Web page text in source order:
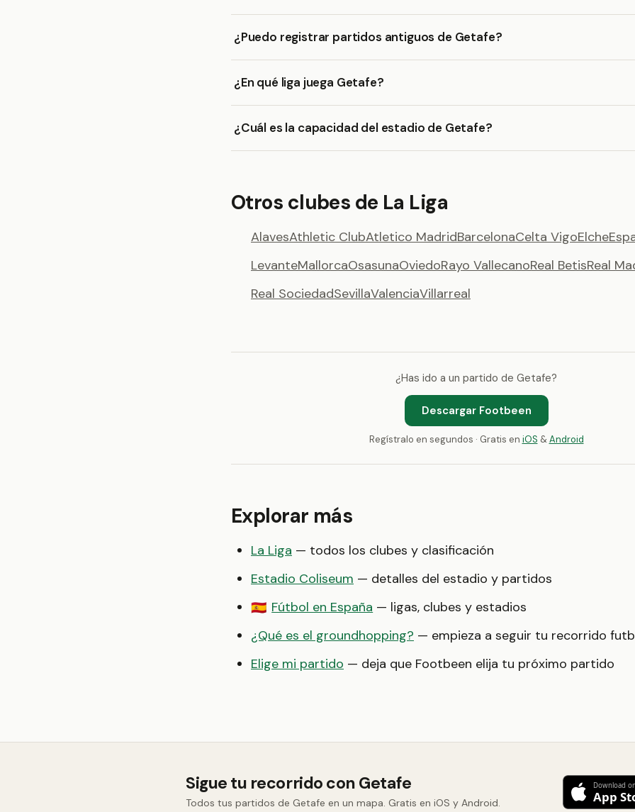
¿Puedo registrar partidos antiguos de Getafe?
¿En qué liga juega Getafe?
¿Cuál es la capacidad del estadio de Getafe?
Otros clubes de La Liga
AlavesAthletic ClubAtletico MadridBarcelonaCelta VigoElche
LevanteMallorcaOsasunaOviedoRayo VallecanoReal BetisReal
Real SociedadSevillaValenciaVillarreal
¿Has ido a un partido de Getafe?
Descargar Footbeen
Regístralo en segundos · Gratis en iOS &Android
Explorar más
La Liga — todos los clubes y clasificación
Estadio Coliseum — detalles del estadio y partidos
🇪🇸 Fútbol en España — ligas, clubes y estadios
¿Qué es el groundhopping? — empieza a seguir tu recorrido
Elige mi partido — deja que Footbeen elija tu próximo partido
Sigue tu recorrido con Getafe
Todos tus partidos de Getafe en un mapa. Gratis en iOS y Android.